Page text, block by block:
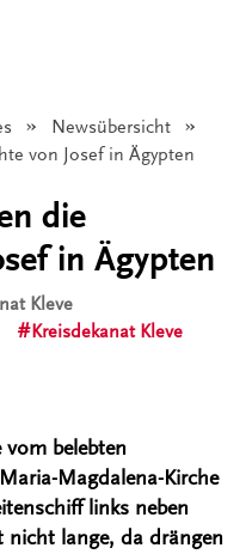
Newsübersicht
von Josef in Ägypten
die
in Ägypten
Kleve
Kreisdekanat Kleve
vom belebten
Magdalena-Kirche
links neben
lange, da drängen